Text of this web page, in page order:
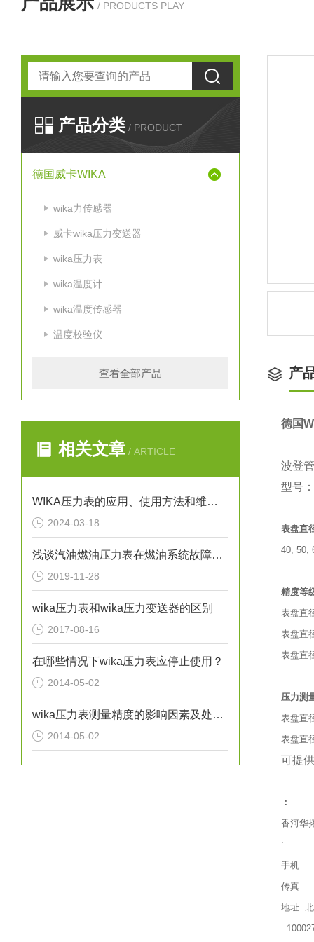
/ PRODUCTS PLAY
产品分类 / PRODUCT
德国威卡WIKA
wika力传感器
威卡wika压力变送器
wika压力表
wika温度计
wika温度传感器
温度校验仪
查看全部产品
相关文章 / ARTICLE
WIKA压力表的应用、使用方法和维护要点解析
2024-03-18
浅谈汽油燃油压力表在燃油系统故障排除中的应用
2019-11-28
wika压力表和wika压力变送器的区别
2017-08-16
在哪些情况下wika压力表应停止使用？
2014-05-02
wika压力表测量精度的影响因素及处理方法分析
2014-05-02
产
德国
波登
型号
表盘直
40, 50,
精度等
表盘
表盘直
表盘
压力测
表盘
表盘直
可提
：
香河华
:
手机:
传真:
地址:
: